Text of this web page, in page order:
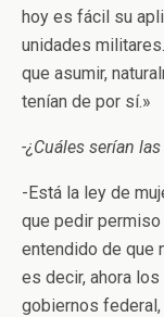
hoy es fácil su
unidades
que asumir,
tenían de por sí.»
-¿Cuáles serían
-Está la ley de
que pedir permiso
entendido de que
es decir, ahora
gobiernos